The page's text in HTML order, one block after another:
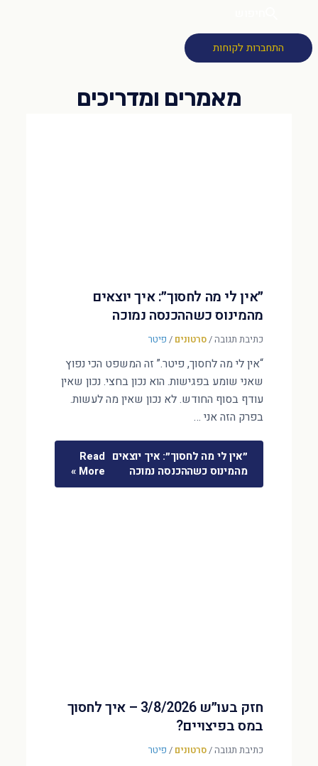
התחברות לקוחות
״אין לי מה לחסוך״: איך יוצאים
מהמינוס כשההכנסה נמוכה
כתיבת תגובה/סרטונים / פיטר
“אין לי מה לחסוך, פיטר.” זה המשפט הכי נפוץ
שאני שומע בפגישות. הוא נכון בחצי. נכון שאין
עודף בסוף החודש. לא נכון שאין מה לעשות.
בפרק הזה אני …
״אין לי מה לחסוך״: איך יוצאים
מהמינוס כשההכנסה נמוכה
Read
More »
חזק בעו״ש 3/8/2026 – איך לחסוך
במס בפיצויים?
כתיבת תגובה/סרטונים / פיטר